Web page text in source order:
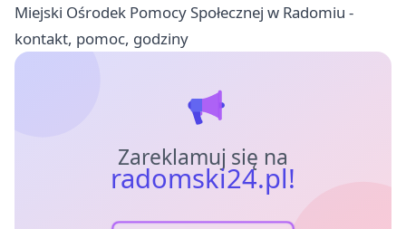
Miejski Ośrodek Pomocy Społecznej w Radomiu -
kontakt, pomoc, godziny
Zareklamuj się na
radomski24.pl!